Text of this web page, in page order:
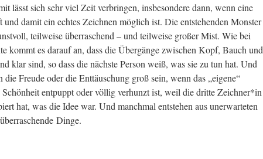
lässt sich sehr viel Zeit ver­brin­gen, ins­be­son­de­re dann, wenn eine
und damit ein ech­tes Zeich­nen mög­lich ist. Die ent­ste­hen­den Mons­ter
teil­wei­se über­ra­schend – und teil­wei­se gro­ßer Mist. Wie bei
kommt es dar­auf an, dass die Über­gän­ge zwi­schen Kopf, Bauch und
klar sind, so dass die nächs­te Per­son weiß, was sie zu tun hat. Und
die Freu­de oder die Ent­täu­schung groß sein, wenn das „eige­ne“
Schön­heit ent­puppt oder völ­lig ver­hunzt ist, weil die drit­te Zeichner*in
hat, was die Idee war. Und manch­mal ent­ste­hen aus uner­war­te­ten
Dinge.